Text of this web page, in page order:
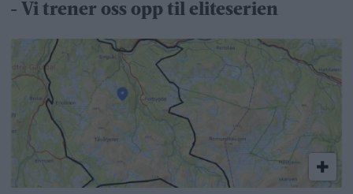
- Vi trener oss opp til eliteserien